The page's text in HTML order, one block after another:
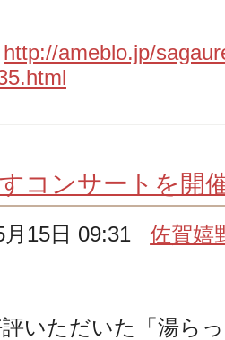
http://ameblo.jp/
コンサートを開
月15日 09:31佐賀嬉
いただいた「湯ら